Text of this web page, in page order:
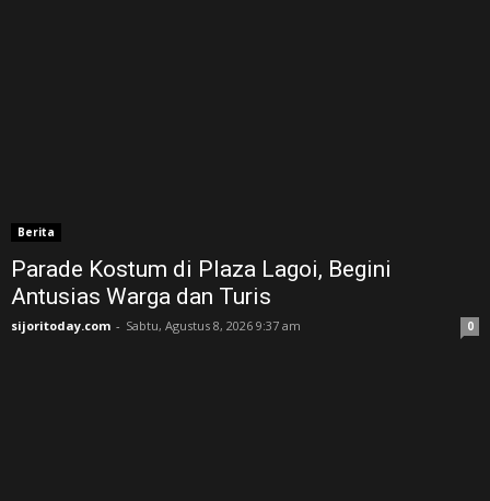
Berita
Parade Kostum di Plaza Lagoi, Begini
Antusias Warga dan Turis
sijoritoday.com - Sabtu, Agustus 8, 2026 9:37 am 0